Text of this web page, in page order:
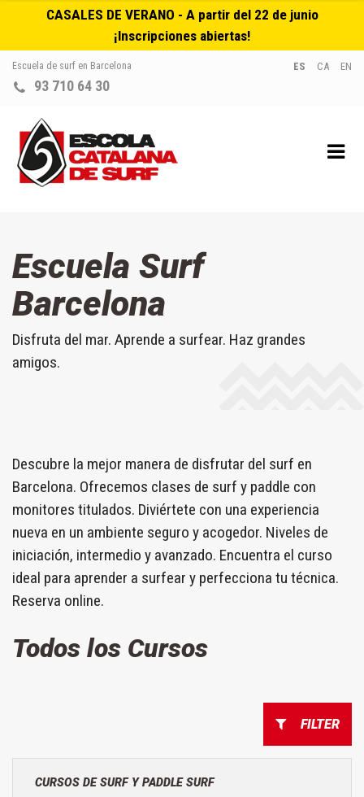
CASALES DE VERANO - A partir del 22 de junio
¡Inscripciones abiertas!
Escuela de surf en Barcelona
93 710 64 30
ES CA EN
Escuela Surf
Barcelona
Disfruta del mar. Aprende a surfear. Haz grandes
amigos.
Descubre la mejor manera de disfrutar del surf en
Barcelona. Ofrecemos clases de surf y paddle con
monitores titulados. Diviértete con una experiencia
nueva en un ambiente seguro y acogedor. Niveles de
iniciación, intermedio y avanzado. Encuentra el curso
ideal para aprender a surfear y perfecciona tu técnica.
Reserva online.
Todos los Cursos
FILTER
CURSOS DE SURF Y PADDLE SURF